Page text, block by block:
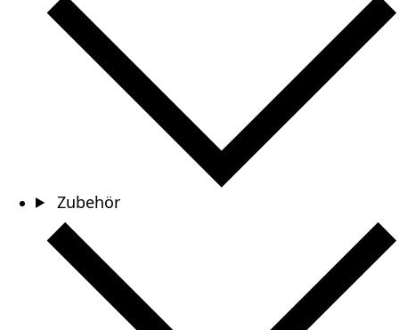
Zubehör